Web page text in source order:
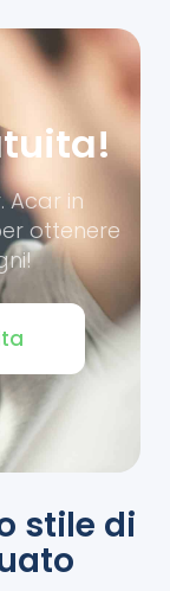
Acar in
ottenere
stile di